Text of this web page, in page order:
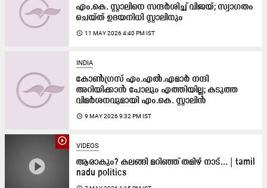
എം.കെ. സ്റ്റാലിനെ സന്ദർശിച്ച് വിജയ്; സ്വാഗതം
ചെയ്ത് ഉദയനിധി സ്റ്റാലിനും
access_time 11 MAY 2026 4:40 PM IST
INDIA
കോൺഗ്രസ് എം.എൽ.എമാർ നന്ദി
അറിയിക്കാൻ പോലും എത്തിയില്ല; കടുത്ത
വിമർശനവുമായി എം.കെ. സ്റ്റാലിൻ
access_time 9 MAY 2026 9:32 PM IST
play_circle_outline
VIDEOS
ആരാകും? കലങ്ങി മറിഞ്ഞ് തമിഴ് നാട്... | tamil
nadu politics